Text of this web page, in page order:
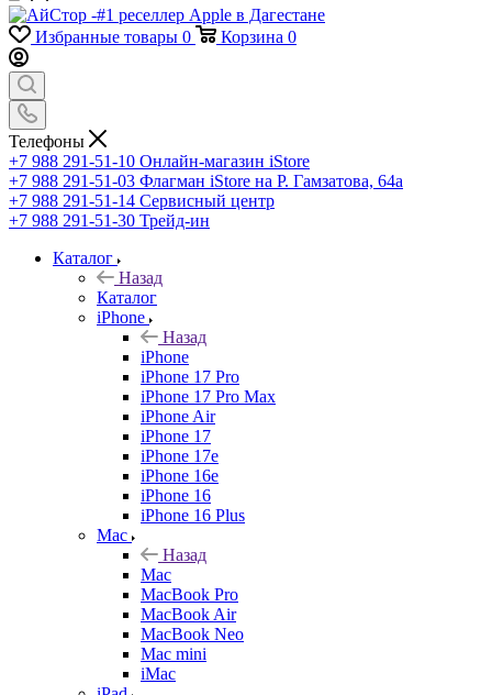
Избранные товары 0 Корзина 0
Телефоны
+7 988 291-51-10 Онлайн-магазин iStore
+7 988 291-51-03 Флагман iStore на Р. Гамзатова, 64а
+7 988 291-51-14 Сервисный центр
+7 988 291-51-30 Трейд-ин
Каталог
Назад
Каталог
iPhone
Назад
iPhone
iPhone 17 Pro
iPhone 17 Pro Max
iPhone Air
iPhone 17
iPhone 17e
iPhone 16e
iPhone 16
iPhone 16 Plus
Mac
Назад
Mac
MacBook Pro
MacBook Air
MacBook Neo
Mac mini
iMac